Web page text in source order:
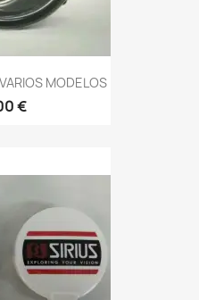
MODELOS
€